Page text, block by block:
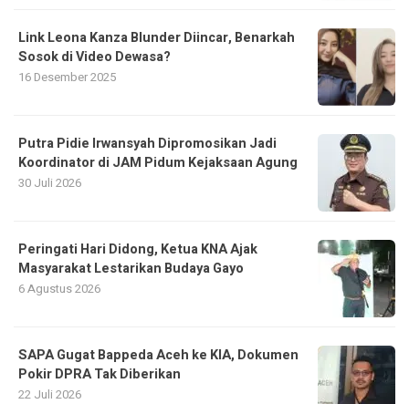
Link Leona Kanza Blunder Diincar, Benarkah
Sosok di Video Dewasa?
16 Desember 2025
Putra Pidie Irwansyah Dipromosikan Jadi
Koordinator di JAM Pidum Kejaksaan Agung
30 Juli 2026
Peringati Hari Didong, Ketua KNA Ajak
Masyarakat Lestarikan Budaya Gayo
6 Agustus 2026
SAPA Gugat Bappeda Aceh ke KIA, Dokumen
Pokir DPRA Tak Diberikan
22 Juli 2026